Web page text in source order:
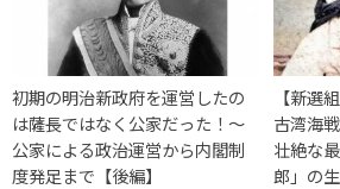
初期の明治新政府を運営したの
は薩長ではなく公家だった！～
公家による政治運営から内閣制
度発足まで【後編】
【新選
古湾海
壮絶な
郎」の